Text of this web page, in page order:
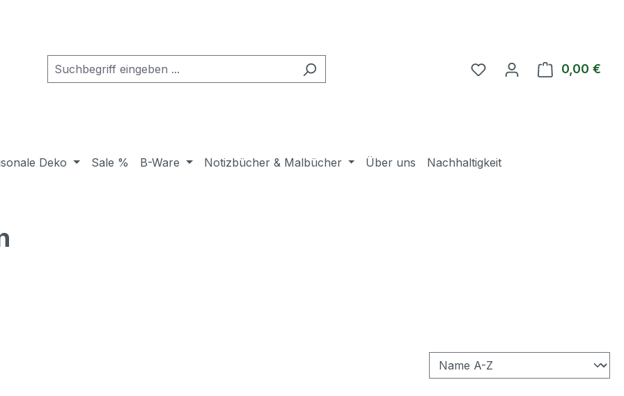
Du hast 0 Produkte auf
0,00 €
Deko Sale % B-Ware Notizbücher & Malbücher Über uns Nachhaltigkeit